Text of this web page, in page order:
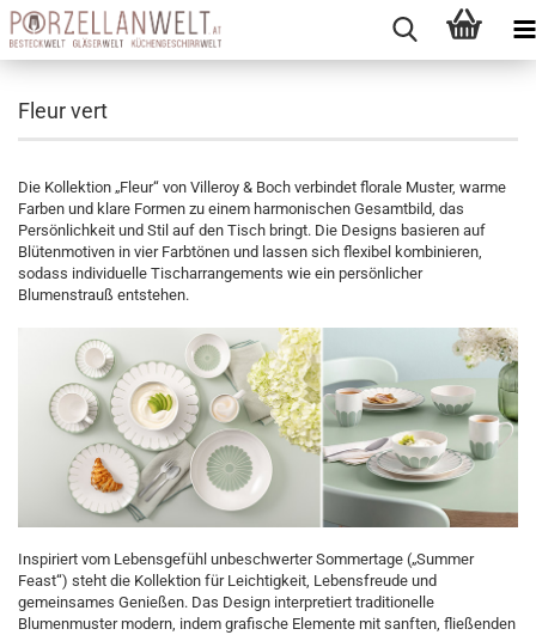
Fleur vert
Die Kollektion „Fleur“ von Villeroy & Boch verbindet florale Muster, warme
Farben und klare Formen zu einem harmonischen Gesamtbild, das
Persönlichkeit und Stil auf den Tisch bringt. Die Designs basieren auf
Blütenmotiven in vier Farbtönen und lassen sich flexibel kombinieren,
sodass individuelle Tischarrangements wie ein persönlicher
Blumenstrauß entstehen.
Inspiriert vom Lebensgefühl unbeschwerter Sommertage („Summer
Feast“) steht die Kollektion für Leichtigkeit, Lebensfreude und
gemeinsames Genießen. Das Design interpretiert traditionelle
Blumenmuster modern, indem grafische Elemente mit sanften, fließenden